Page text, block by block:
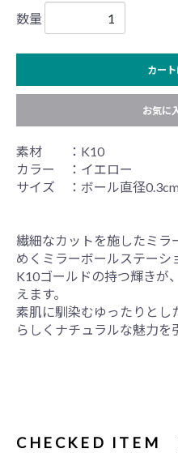
数量
カー
お気に
素材 ：K10
カラー ：イエロー
サイズ ：ボール直径
繊細なカットを施したミラ
めくミラーボールステーシ
K10ゴールドの持つ輝きが
えます。
素肌に馴染むゆったりとし
らしくナチュラルな魅力を
CHECKED ITEM